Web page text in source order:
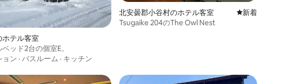
ホテル客室
ッド2台の個室E。
ョン · バスルーム · キッチン
北安曇郡小谷村のホテル客室 新しい宿泊先
新着
Tsugaike 204のThe Owl Nest